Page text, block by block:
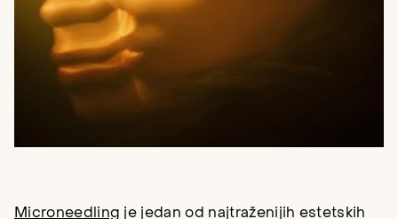
Microneedling je jedan od najtraženijih estetskih